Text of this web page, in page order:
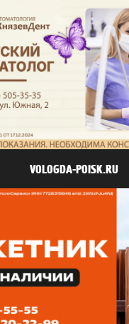
VOLOGDA-POISK.RU